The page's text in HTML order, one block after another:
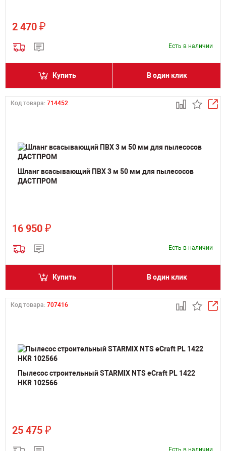
2 470 ₽
Есть в наличии
Купить В один клик
Код товара: 714452
Шланг всасывающий ПВХ 3 м 50 мм для пылесосов
ДАСТПРОМ
16 950 ₽
Есть в наличии
Купить В один клик
Код товара: 707416
Пылесос строительный STARMIX NTS eCraft PL 1422
HKR 102566
25 475 ₽
Есть в наличии